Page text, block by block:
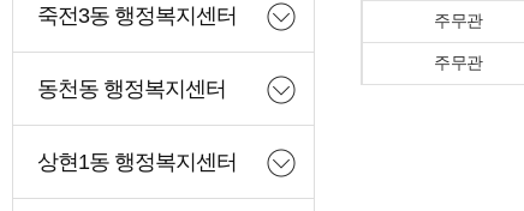
죽전3동 행정복지센터
동천동 행정복지센터
상현1동 행정복지센터